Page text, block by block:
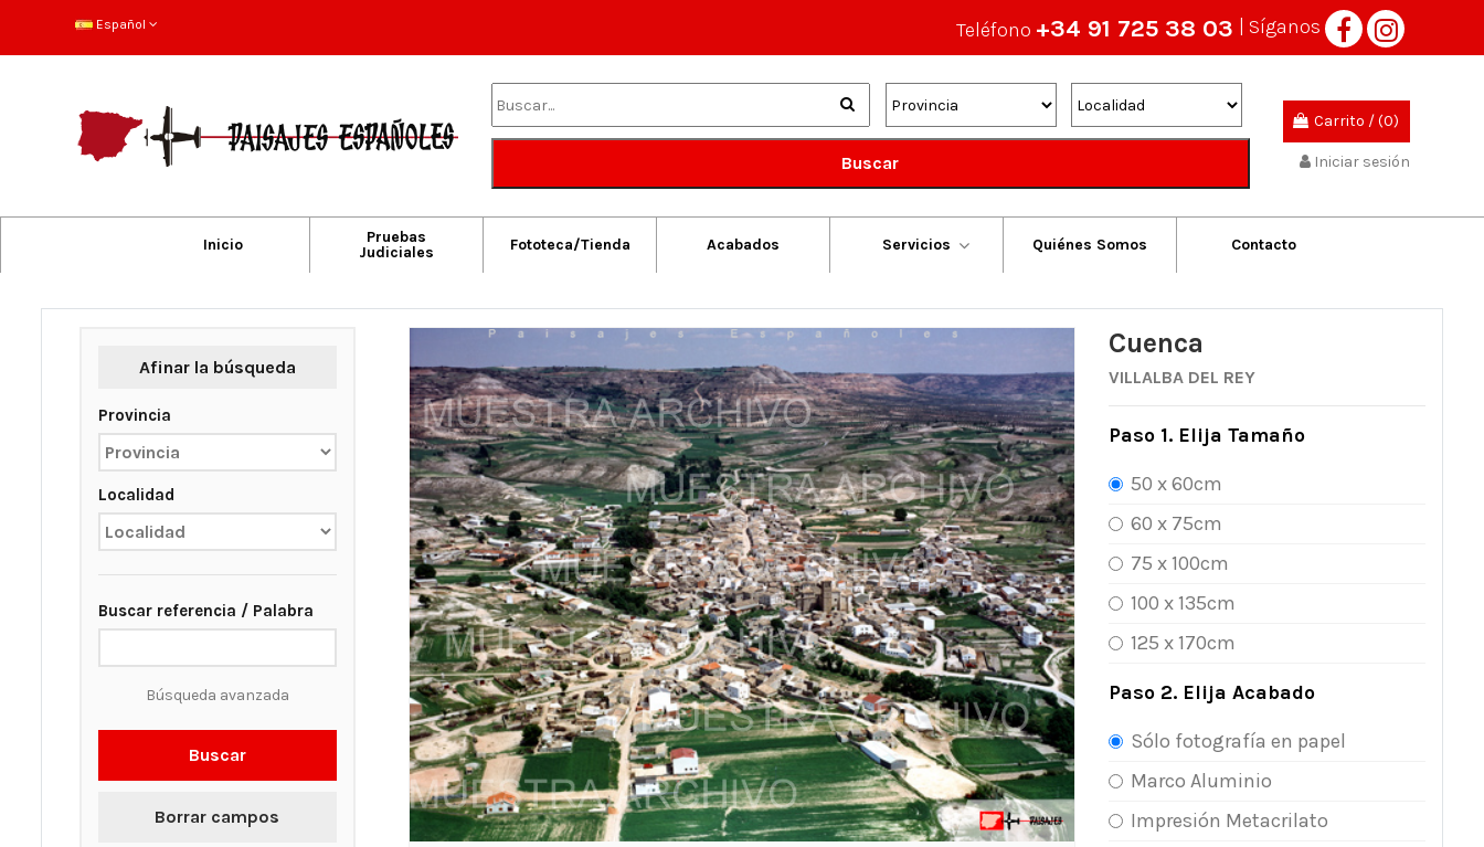
Español Teléfono +34 91 725 38 03 | Síganos
Buscar
Carrito /(0)
Iniciar sesión
Inicio
Pruebas
Judiciales
Fototeca/Tienda Acabados Servicios Quiénes Somos Contacto
Afinar la búsqueda
Provincia
Localidad
Buscar referencia / Palabra
Búsqueda avanzada
Buscar
Borrar campos
Cuenca
VILLALBA DEL REY
Paso 1. Elija Tamaño
50 x 60cm
60 x 75cm
75 x 100cm
100 x 135cm
125 x 170cm
Paso 2. Elija Acabado
Sólo fotografía en papel
Marco Aluminio
Impresión Metacrilato